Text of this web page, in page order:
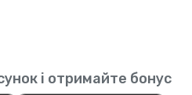
і отримайте бонус